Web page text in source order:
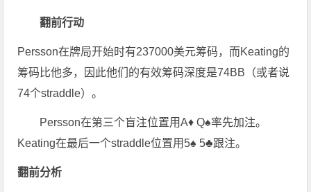
翻前行动
Persson在牌局开始时有237000美元筹码，而Keating的
筹码比他多，因此他们的有效筹码深度是74BB（或者说
74个straddle）。
Persson在第三个盲注位置用A♦ Q♠率先加注。
Keating在最后一个straddle位置用5♠ 5♣跟注。
翻前分析